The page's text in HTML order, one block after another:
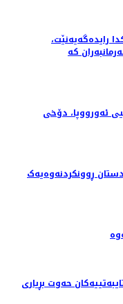
رایدەگەیەنێت،
کە
ئەورووپا، دۆخى
ڕوونکردنەوەیەک
حەوت بڕیاری